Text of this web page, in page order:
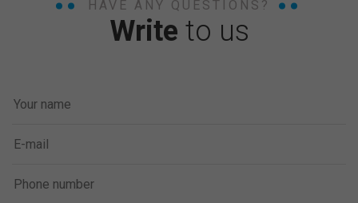
HAVE ANY QUESTIONS?
Write to us